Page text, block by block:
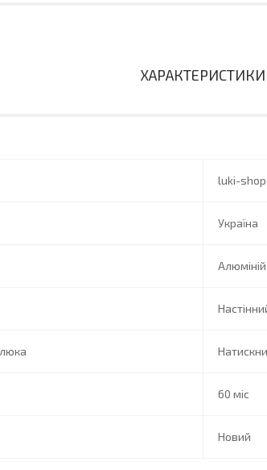
ХАРАКТЕРИСТИКИ
luki-shop
Україна
Алюміній
60 міс
Новий